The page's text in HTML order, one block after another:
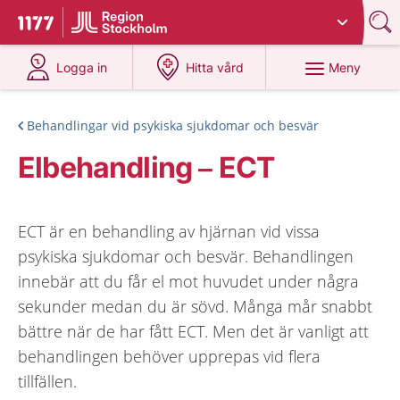
Till startsidan för 1177
Du har valt region
Logga in
på 1177.se
Hitta vård
på 1177.se
Meny
Behandlingar vid psykiska sjukdomar och besvär
Elbehandling – ECT
ECT är en behandling av hjärnan vid vissa
psykiska sjukdomar och besvär. Behandlingen
innebär att du får el mot huvudet under några
sekunder medan du är sövd. Många mår snabbt
bättre när de har fått ECT. Men det är vanligt att
behandlingen behöver upprepas vid flera
tillfällen.